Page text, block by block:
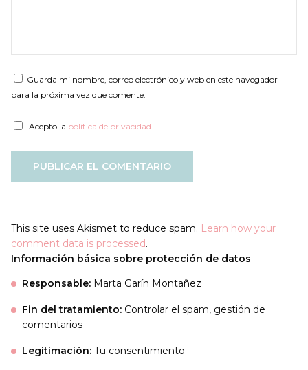
Acepto la política de privacidad
Guarda mi nombre, correo electrónico y web en este navegador
para la próxima vez que comente.
This site uses Akismet to reduce spam. Learn how your
comment data is processed.
Información básica sobre protección de datos
Responsable: Marta Garín Montañez
Fin del tratamiento: Controlar el spam, gestión de
comentarios
Legitimación: Tu consentimiento